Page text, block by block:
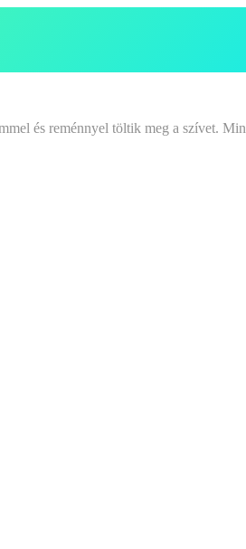
és reménnyel töltik meg a szívet.